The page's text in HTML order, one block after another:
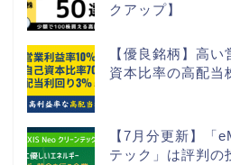
クアップ】
【優良銘柄】高
資本比率の高配当
【7月分更新】「
テック」は評判の